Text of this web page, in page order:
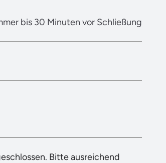
bis 30 Minuten vor Schließung
Bitte ausreichend